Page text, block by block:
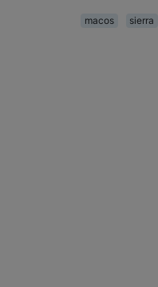
macos sierra